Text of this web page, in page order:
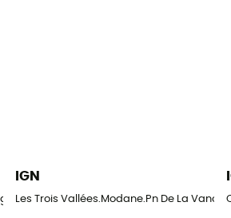
IGN
Les Trois Vallées.Modane.Pn De La